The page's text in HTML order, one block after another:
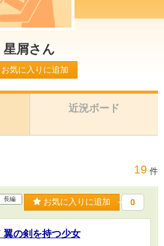
星屑さん
気に入りに追加
近況ボード
19 件
長編 お気に入りに追加 0
翼の剣を持つ少女